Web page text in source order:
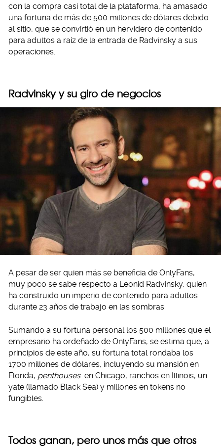
con la compra casi total de la plataforma, ha amasado
una fortuna de más de 500 millones de dólares debido
al sitio, que se convirtió en un hervidero de contenido
para adultos a raíz de la entrada de Radvinsky a sus
operaciones.
Radvinsky y su giro de negocios
A pesar de ser quien más se beneficia de OnlyFans,
muy poco se sabe respecto a Leonid Radvinsky, quien
ha construido un imperio de contenido para adultos
durante 23 años de trabajo en las sombras.
Sumando a su fortuna personal los 500 millones que el
empresario ha ordeñado de OnlyFans, se estima que, a
principios de este año, su fortuna total rondaba los
1700 millones de dólares, incluyendo su mansión en
Florida, penthouses en Chicago, ranchos en Illinois, un
yate (llamado Black Sea) y millones en tokens no
fungibles.
Todos ganan, pero unos más que otros